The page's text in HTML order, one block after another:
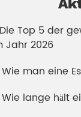
Die Top 5 der
Jahr 2026
Wie man eine
Wie lange hält